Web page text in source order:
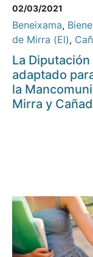
02/03/2021
Beneixama,
de Mirra (El),
La
adaptado
la
Mirra y